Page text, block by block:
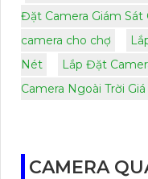
Đặt Camera Giám Sát
camera cho chợ
Nét
Lắp Đặt
Camera Ngoài Trời Giá
CAMERA